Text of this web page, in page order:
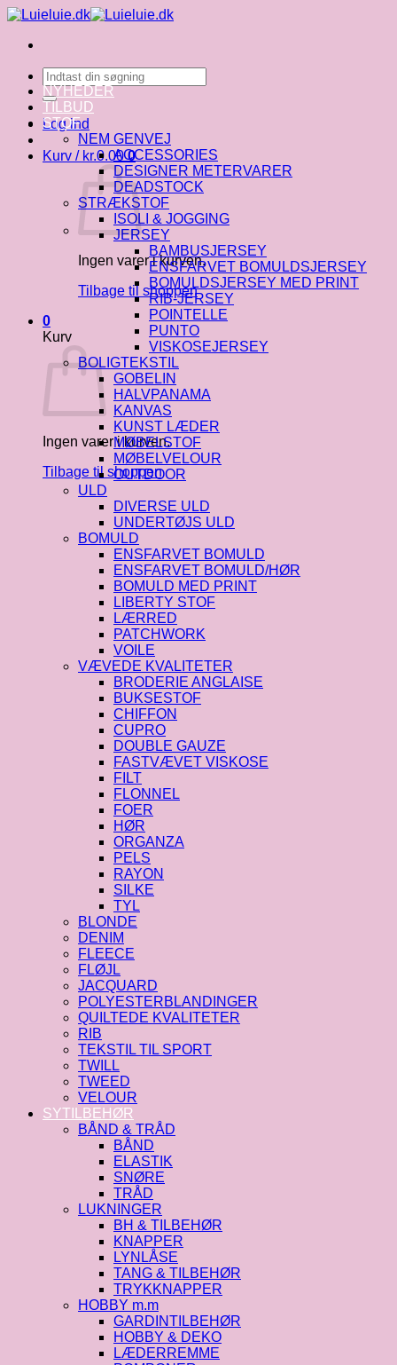
Fortsæt
indhold
Søg
efter:
Log ind
Kurv / kr.0.00 0
Ingen varer i kurven.
Tilbage til shoppen
0
Kurv
Ingen varer i kurven.
Tilbage til shoppen
NYHEDER
TILBUD
STOF
NEM GENVEJ
ACCESSORIES
DESIGNER METERVARER
DEADSTOCK
STRÆKSTOF
ISOLI & JOGGING
JERSEY
BAMBUSJERSEY
ENSFARVET BOMULDSJERSEY
BOMULDSJERSEY MED PRINT
RIB-JERSEY
POINTELLE
PUNTO
VISKOSEJERSEY
BOLIGTEKSTIL
GOBELIN
HALVPANAMA
KANVAS
KUNST LÆDER
MØBELSTOF
MØBELVELOUR
OUTDOOR
ULD
DIVERSE ULD
UNDERTØJS ULD
BOMULD
ENSFARVET BOMULD
ENSFARVET BOMULD/HØR
BOMULD MED PRINT
LIBERTY STOF
LÆRRED
PATCHWORK
VOILE
VÆVEDE KVALITETER
BRODERIE ANGLAISE
BUKSESTOF
CHIFFON
CUPRO
DOUBLE GAUZE
FASTVÆVET VISKOSE
FILT
FLONNEL
FOER
HØR
ORGANZA
PELS
RAYON
SILKE
TYL
BLONDE
DENIM
FLEECE
FLØJL
JACQUARD
POLYESTERBLANDINGER
QUILTEDE KVALITETER
RIB
TEKSTIL TIL SPORT
TWILL
TWEED
VELOUR
SYTILBEHØR
BÅND & TRÅD
BÅND
ELASTIK
SNØRE
TRÅD
LUKNINGER
BH & TILBEHØR
KNAPPER
LYNLÅSE
TANG & TILBEHØR
TRYKKNAPPER
HOBBY m.m
GARDINTILBEHØR
HOBBY & DEKO
LÆDERREMME